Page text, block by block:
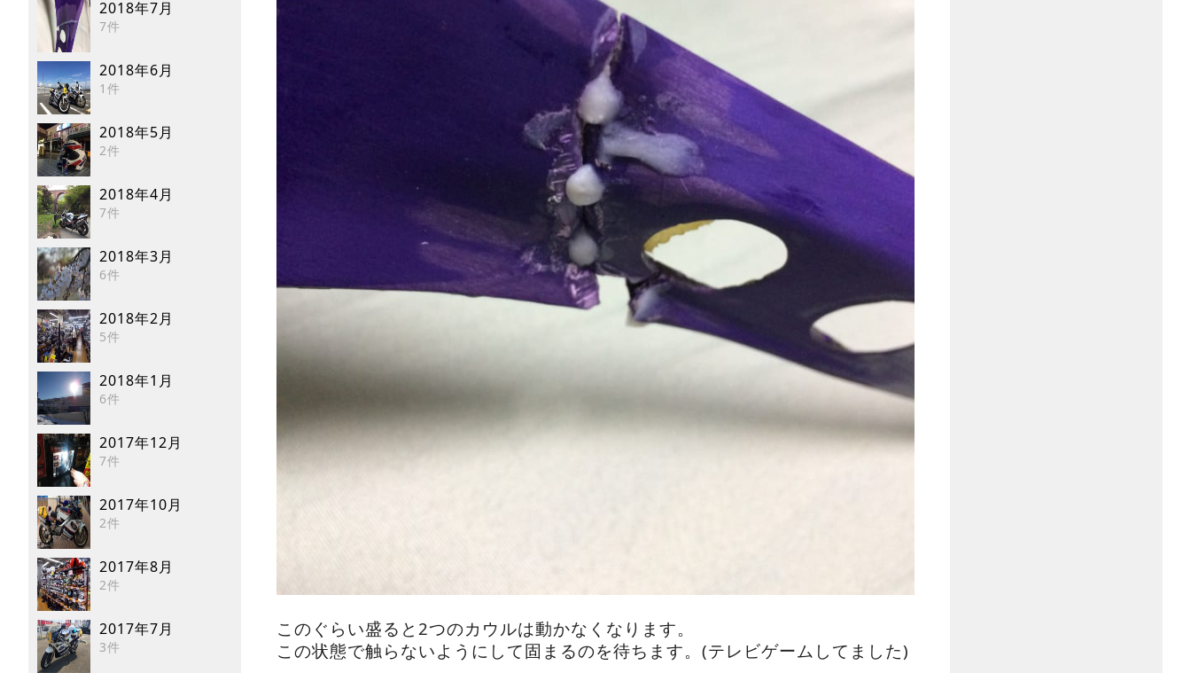
2018年7月
7件
2018年6月
1件
2018年5月
2件
2018年4月
7件
2018年3月
6件
2018年2月
5件
2018年1月
6件
2017年12月
7件
2017年10月
2件
2017年8月
2件
2017年7月
3件
このぐらい盛ると2つのカウルは動かなくなります。
この状態で触らないようにして固まるのを待ちます。(テレビゲームしてました)